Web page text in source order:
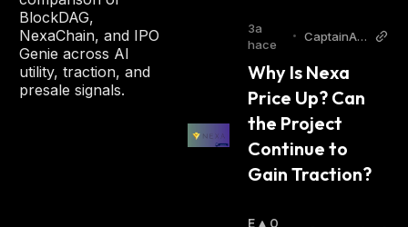
BlockDAG,
NexaChain, and IPO
Genie across AI
utility, traction, and
presale signals.
L
Z
3a
hace
•
CaptainAlt
Why Is Nexa
Price Up? Can
the Project
Continue to
Gain Traction?
E
0